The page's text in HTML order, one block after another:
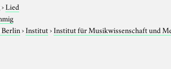
›Lied
›Institut›Institut für Musikwissenschaft und